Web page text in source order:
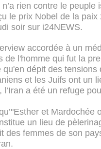
rien contre le
le prix Nobel de la
soir sur i24NEWS.
accordée à un
de l'homme qui fut la
qu'en dépit des
et les Juifs ont un
a été un refuge
et
un lieu de
des femmes de son